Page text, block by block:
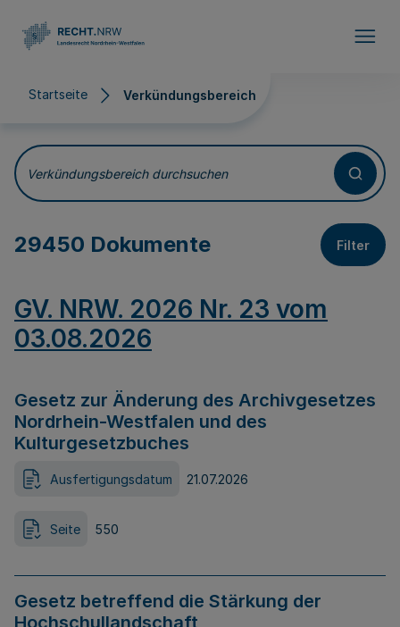
Startseite Verkündungsbereich
Verkündungsbereich
Verkündungsbereich durchsuchen
29450 Dokumente Filter
GV. NRW. 2026 Nr. 23 vom
03.08.2026
Gesetz zur Änderung des Archivgesetzes
Nordrhein-Westfalen und des
Kulturgesetzbuches
Ausfertigungsdatum 21.07.2026
Seite 550
Gesetz betreffend die Stärkung der
Hochschullandschaft